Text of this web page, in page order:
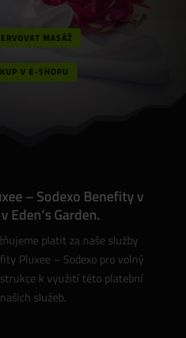
MASÁŽ
V E-SHOPU
– Sodexo Benefity v
Eden’s Garden.
platit za naše služby
Pluxee – Sodexo pro volný
k využití této platební
služeb.